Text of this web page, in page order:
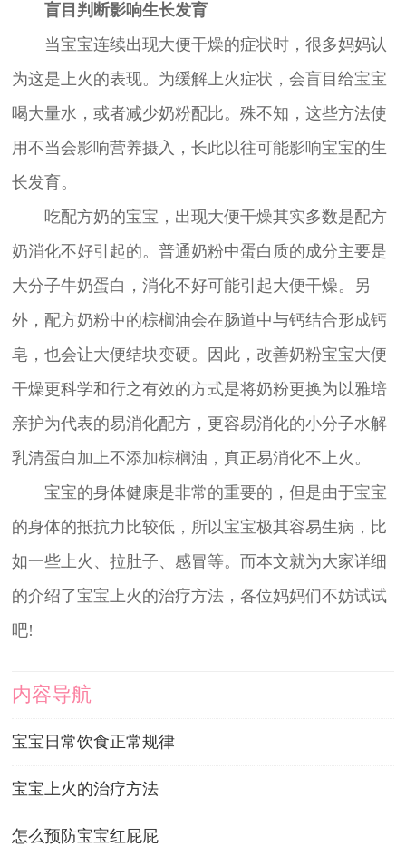
盲目判断影响生长发育
当宝宝连续出现大便干燥的症状时，很多妈妈认
为这是上火的表现。为缓解上火症状，会盲目给宝宝
喝大量水，或者减少奶粉配比。殊不知，这些方法使
用不当会影响营养摄入，长此以往可能影响宝宝的生
长发育。
吃配方奶的宝宝，出现大便干燥其实多数是配方
奶消化不好引起的。普通奶粉中蛋白质的成分主要是
大分子牛奶蛋白，消化不好可能引起大便干燥。另
外，配方奶粉中的棕榈油会在肠道中与钙结合形成钙
皂，也会让大便结块变硬。因此，改善奶粉宝宝大便
干燥更科学和行之有效的方式是将奶粉更换为以雅培
亲护为代表的易消化配方，更容易消化的小分子水解
乳清蛋白加上不添加棕榈油，真正易消化不上火。
宝宝的身体健康是非常的重要的，但是由于宝宝
的身体的抵抗力比较低，所以宝宝极其容易生病，比
如一些上火、拉肚子、感冒等。而本文就为大家详细
的介绍了宝宝上火的治疗方法，各位妈妈们不妨试试
吧!
内容导航
宝宝日常饮食正常规律
宝宝上火的治疗方法
怎么预防宝宝红屁屁